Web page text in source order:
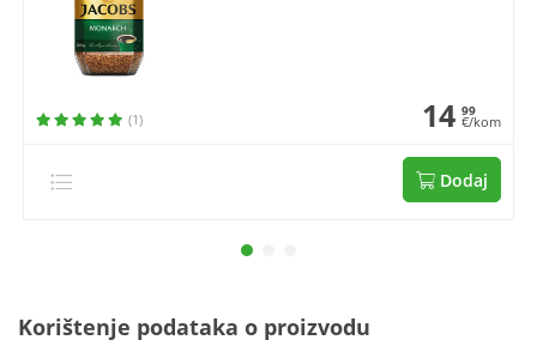
(1) 14 99
€/kom
Dodaj
Korištenje podataka o proizvodu